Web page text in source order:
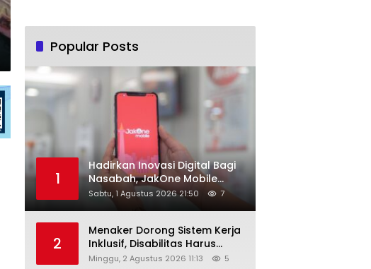
Popular Posts
1
Hadirkan Inovasi Digital Bagi
Nasabah, JakOne Mobile
Antar Bank Jakarta Sukses
Raih Digital Excellence
Sabtu, 1 Agustus 2026 21:50 7
2
Menaker Dorong Sistem Kerja
Inklusif, Disabilitas Harus
Dapat Kesempatan Setara
Minggu, 2 Agustus 2026 11:13 5